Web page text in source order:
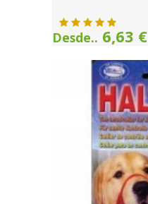
Desde.. 6,63 €